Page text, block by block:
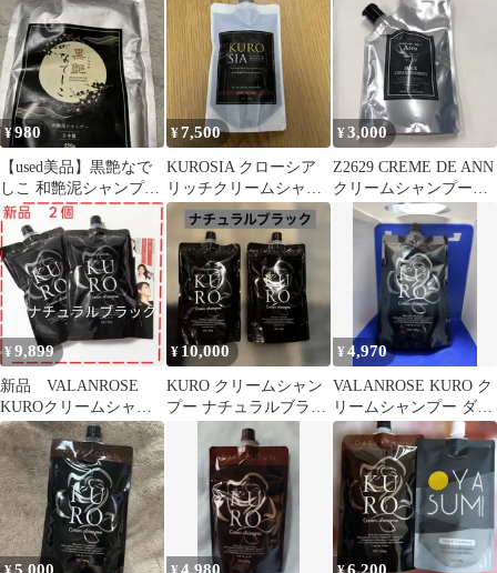
未開封】
¥980
【used美品】黒艶なで
しこ 和艶泥シャンプー
ダークブラウン 250g
¥7,500
KUROSIA クローシア
リッチクリームシャン
プー ダークブラウン
¥3,000
Z2629 CREME DE ANN
クリームシャンプーBB
300mL
¥9,899
新品 VALANROSE
KUROクリームシャン
プー 400g✕２個 ブ
ラック
¥ 10,000
KURO クリームシャン
プー ナチュラルブラッ
ク 400g 2個セット 即
購入可
¥4,970
VALANROSE KURO ク
リームシャンプー ダー
クブラウン 400g